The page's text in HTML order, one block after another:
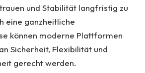
und Stabilität langfristig zu
eine ganzheitliche
können moderne Plattformen
Sicherheit, Flexibilität und
gerecht werden.